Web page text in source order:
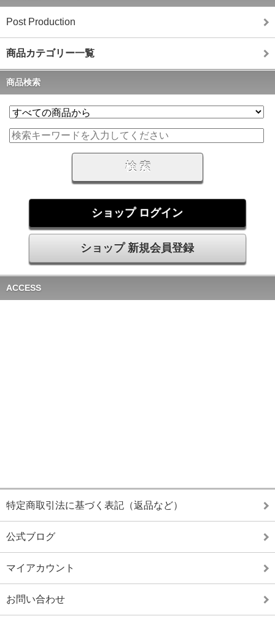
Post Production
商品カテゴリー一覧
商品検索
ショップ ログイン
ショップ 新規会員登録
ACCESS
特定商取引法に基づく表記（返品など）
公式ブログ
マイアカウント
お問い合わせ